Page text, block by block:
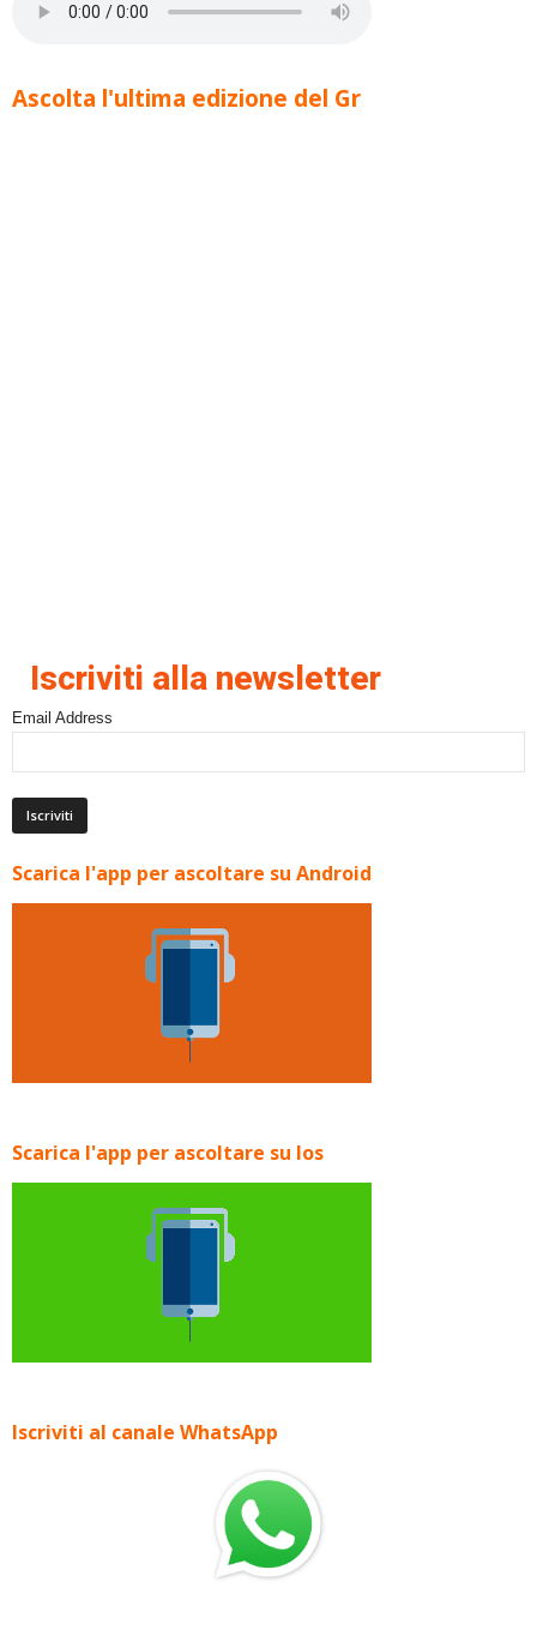
Ascolta l'ultima edizione del Gr
Iscriviti alla newsletter
Email Address
Scarica l'app per ascoltare su Android
Scarica l'app per ascoltare su Ios
Iscriviti al canale WhatsApp